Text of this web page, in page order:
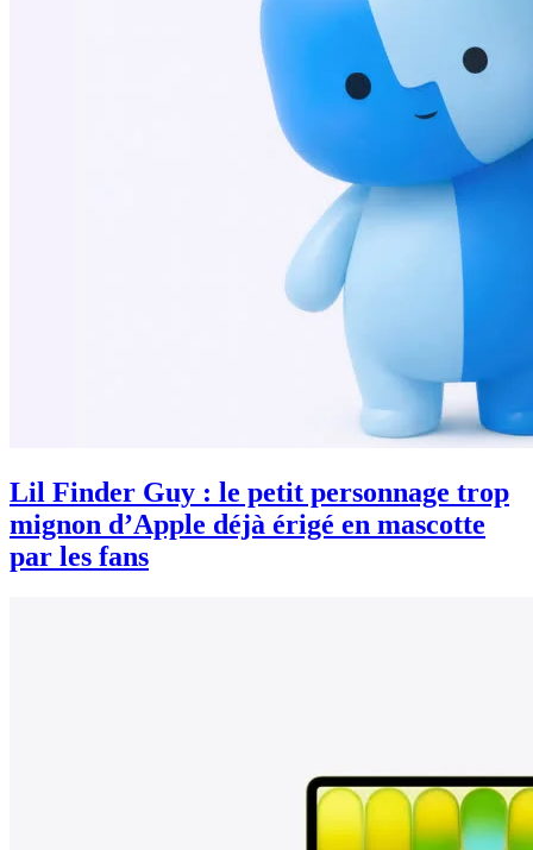
Lil Finder Guy : le petit personnage trop
mignon d’Apple déjà érigé en mascotte
par les fans